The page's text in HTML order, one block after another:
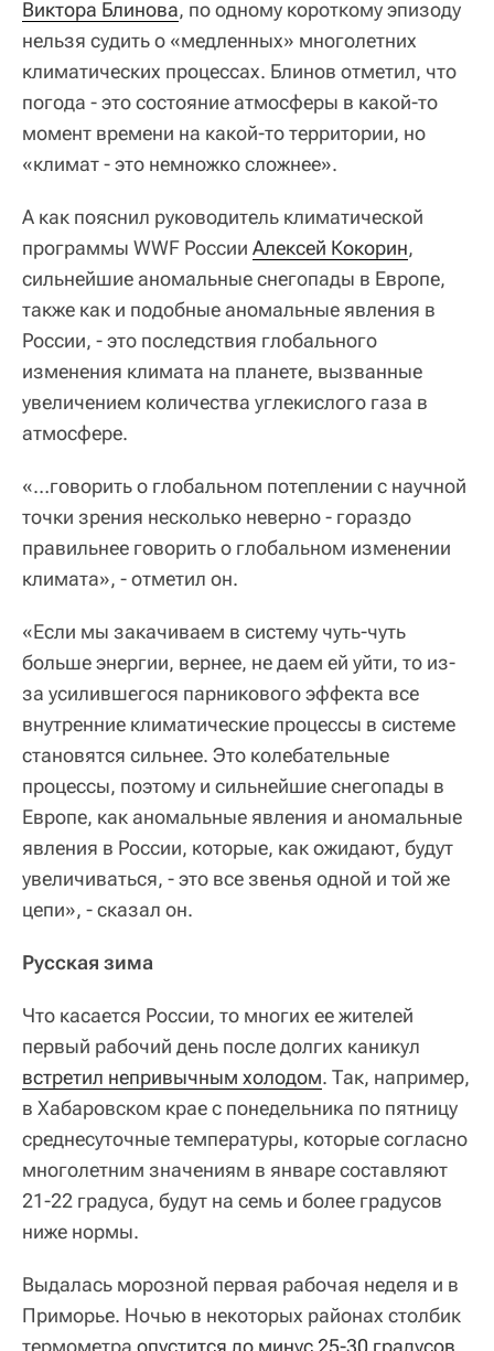
Виктора Блинова, по одному короткому эпизоду
нельзя судить о «медленных» многолетних
климатических процессах. Блинов отметил, что
погода - это состояние атмосферы в какой-то
момент времени на какой-то территории, но
«климат - это немножко сложнее».
А как пояснил руководитель климатической
программы WWF России Алексей Кокорин,
сильнейшие аномальные снегопады в Европе,
также как и подобные аномальные явления в
России, - это последствия глобального
изменения климата на планете, вызванные
увеличением количества углекислого газа в
атмосфере.
«…говорить о глобальном потеплении с научной
точки зрения несколько неверно - гораздо
правильнее говорить о глобальном изменении
климата», - отметил он.
«Если мы закачиваем в систему чуть-чуть
больше энергии, вернее, не даем ей уйти, то из-
за усилившегося парникового эффекта все
внутренние климатические процессы в системе
становятся сильнее. Это колебательные
процессы, поэтому и сильнейшие снегопады в
Европе, как аномальные явления и аномальные
явления в России, которые, как ожидают, будут
увеличиваться, - это все звенья одной и той же
цепи», - сказал он.
Русская зима
Что касается России, то многих ее жителей
первый рабочий день после долгих каникул
встретил непривычным холодом. Так, например,
в Хабаровском крае с понедельника по пятницу
среднесуточные температуры, которые согласно
многолетним значениям в январе составляют
21-22 градуса, будут на семь и более градусов
ниже нормы.
Выдалась морозной первая рабочая неделя и в
Приморье. Ночью в некоторых районах столбик
термометра опустится до минус 25-30 градусов.